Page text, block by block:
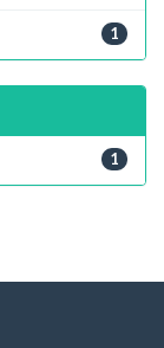
1
1